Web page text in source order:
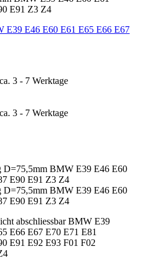
E46 E60 E61 E65 E66 E67
ca. 3 - 7 Werktage
ca. 3 - 7 Werktage